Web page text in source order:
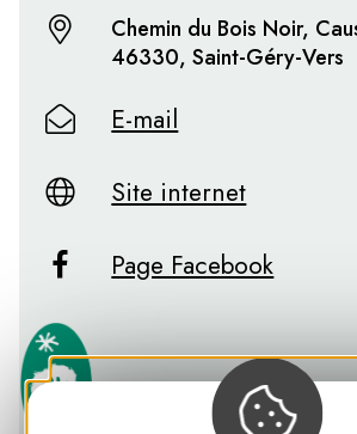
Chemin du Bois Noir,
46330, Saint-Géry-Vers
E-mail
Site internet
Page Facebook